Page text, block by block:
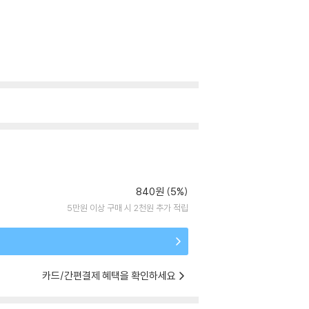
840원 (5%)
5만원 이상 구매 시 2천원 추가 적립
카드/간편결제 혜택을 확인하세요